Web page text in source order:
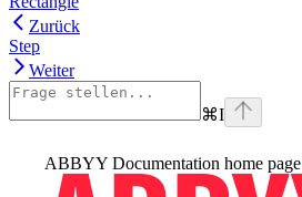
Zurück
Step
Weiter
⌘I
ABBYY Documentation home page